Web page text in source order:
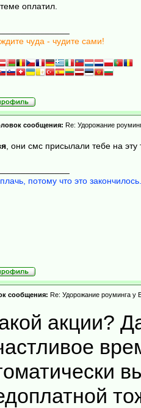
оплатил.
чуда - чудите сами!
сообщения: Re: Удорожание
, они смс присылали тебе на
потому что это
сообщения: Re: Удорожание роуминга у
акции?